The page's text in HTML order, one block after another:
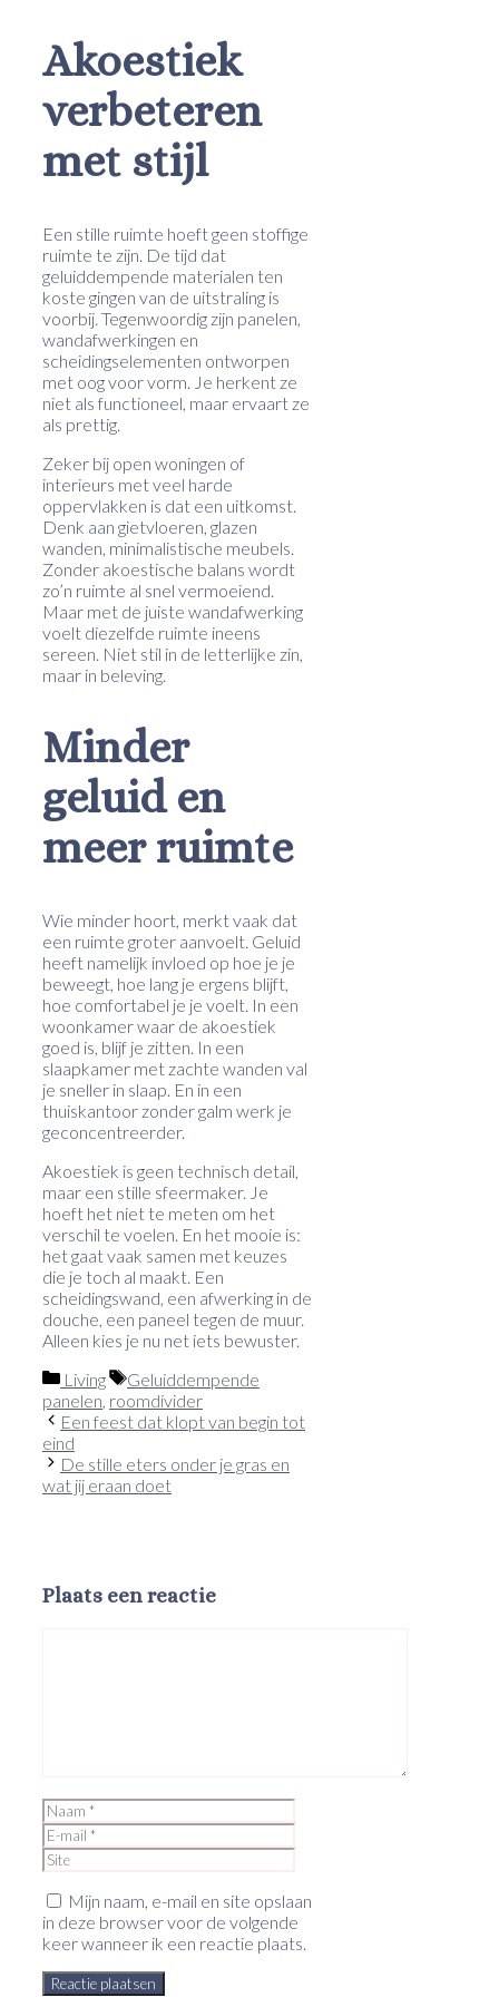
Akoestiek
verbeteren
met stijl
Een stille ruimte hoeft geen stoffige
ruimte te zijn. De tijd dat
geluiddempende materialen ten
koste gingen van de uitstraling is
voorbij. Tegenwoordig zijn panelen,
wandafwerkingen en
scheidingselementen ontworpen
met oog voor vorm. Je herkent ze
niet als functioneel, maar ervaart ze
als prettig.
Zeker bij open woningen of
interieurs met veel harde
oppervlakken is dat een uitkomst.
Denk aan gietvloeren, glazen
wanden, minimalistische meubels.
Zonder akoestische balans wordt
zo’n ruimte al snel vermoeiend.
Maar met de juiste wandafwerking
voelt diezelfde ruimte ineens
sereen. Niet stil in de letterlijke zin,
maar in beleving.
Minder
geluid en
meer ruimte
Wie minder hoort, merkt vaak dat
een ruimte groter aanvoelt. Geluid
heeft namelijk invloed op hoe je je
beweegt, hoe lang je ergens blijft,
hoe comfortabel je je voelt. In een
woonkamer waar de akoestiek
goed is, blijf je zitten. In een
slaapkamer met zachte wanden val
je sneller in slaap. En in een
thuiskantoor zonder galm werk je
geconcentreerder.
Akoestiek is geen technisch detail,
maar een stille sfeermaker. Je
hoeft het niet te meten om het
verschil te voelen. En het mooie is:
het gaat vaak samen met keuzes
die je toch al maakt. Een
scheidingswand, een afwerking in de
douche, een paneel tegen de muur.
Alleen kies je nu net iets bewuster.
Categorieën
Living Tags
Geluiddempende
panelen, roomdivider
Een feest dat klopt van begin tot
eind
De stille eters onder je gras en
wat jij eraan doet
Plaats een reactie
Naam
mail
Mijn naam, e-mail en site opslaan
in deze browser voor de volgende
keer wanneer ik een reactie plaats.